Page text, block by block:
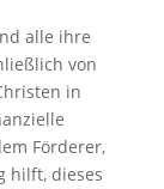
alle ihre
von
in
Förderer,
hilft, dieses